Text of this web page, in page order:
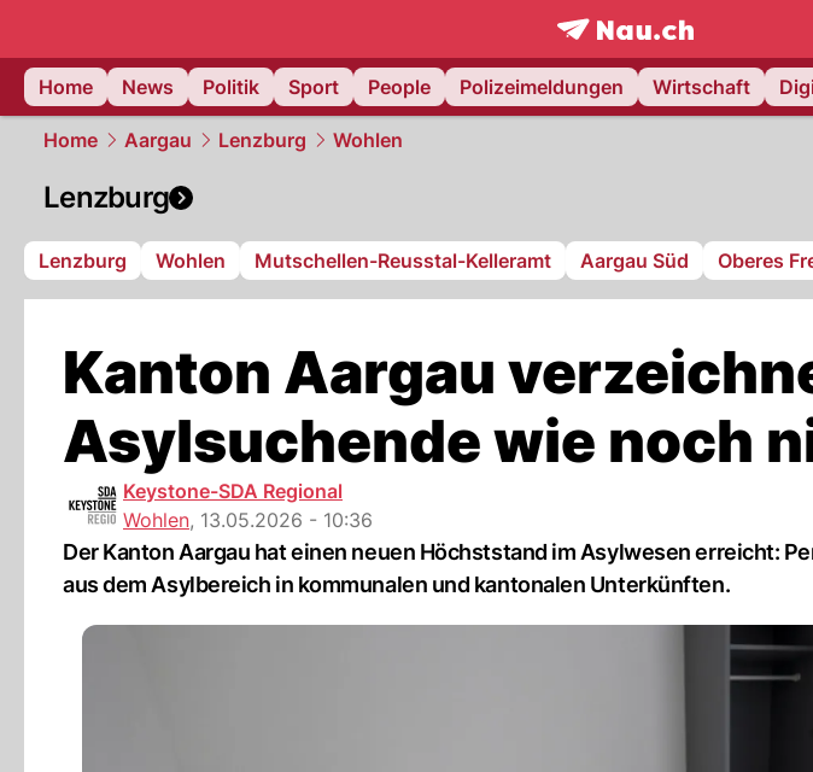
frontpage.NAU.ch
Home
News Politik Sport People Polizeimeldungen Wirtschaft
Home Aargau Lenzburg Wohlen
Lenzburg
Lenzburg Wohlen Mutschellen-Reusstal-Kelleramt Aargau Süd Oberes
Kanton Aargau
Asylsuchende wie noch
Keystone-SDA Regional
Wohlen, 13.05.2026 - 10:36
Der Kanton Aargau hat einen neuen Höchststand im Asylwesen erreicht:
aus dem Asylbereich in kommunalen und kantonalen Unterkünften.